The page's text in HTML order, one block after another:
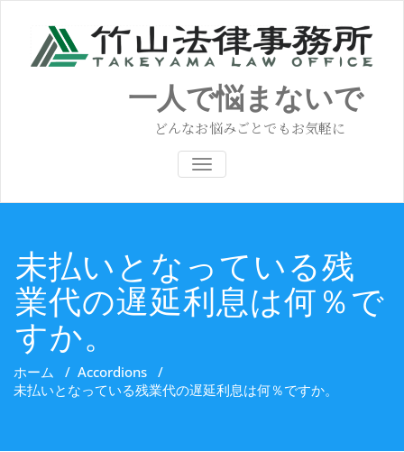
一人で悩まないで
どんなお悩みごとでもお気軽に
ナビゲーション切り替え
未払いとなっている残
業代の遅延利息は何％で
すか。
ホーム / Accordions /
未払いとなっている残業代の遅延利息は何％ですか。